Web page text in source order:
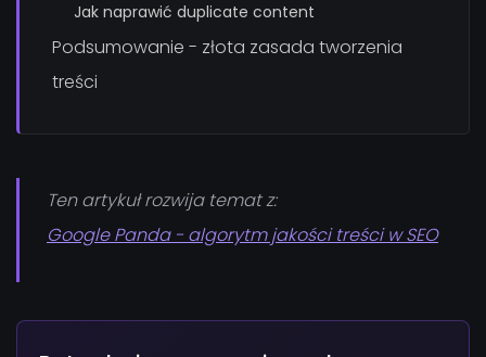
Jak naprawić duplicate content
Podsumowanie - złota zasada tworzenia
treści
Ten artykuł rozwija temat z:
Google Panda - algorytm jakości treści w SEO